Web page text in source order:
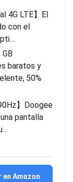
4G LTE】El
con el
baratos y
50%
】Doogee
pantalla
en Amazon